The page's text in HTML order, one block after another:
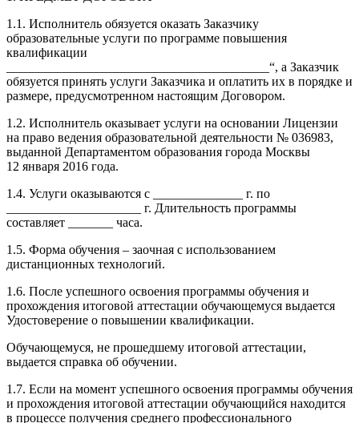
1.1. Исполнитель обязуется оказать Заказчику
образовательные услуги по программе повышения
квалификации
_________________________________________“, а Заказчик
обязуется принять услуги Заказчика и оплатить их в порядке и
размере, предусмотренном настоящим Договором.
1.2. Исполнитель оказывает услуги на основании Лицензии
на право ведения образовательной деятельности № 036983,
выданной Департаментом образования города Москвы
12 января 2016 года.
1.4. Услуги оказываются с ______________ г. по
_____________________ г. Длительность программы
составляет _______ часа.
1.5. Форма обучения – заочная с использованием
дистанционных технологий.
1.6. После успешного освоения программы обучения и
прохождения итоговой аттестации обучающемуся выдается
Удостоверение о повышении квалификации.
Обучающемуся, не прошедшему итоговой аттестации,
выдается справка об обучении.
1.7. Если на момент успешного освоения программы обучения
и прохождения итоговой аттестации обучающийся находится
в процессе получения среднего профессионального